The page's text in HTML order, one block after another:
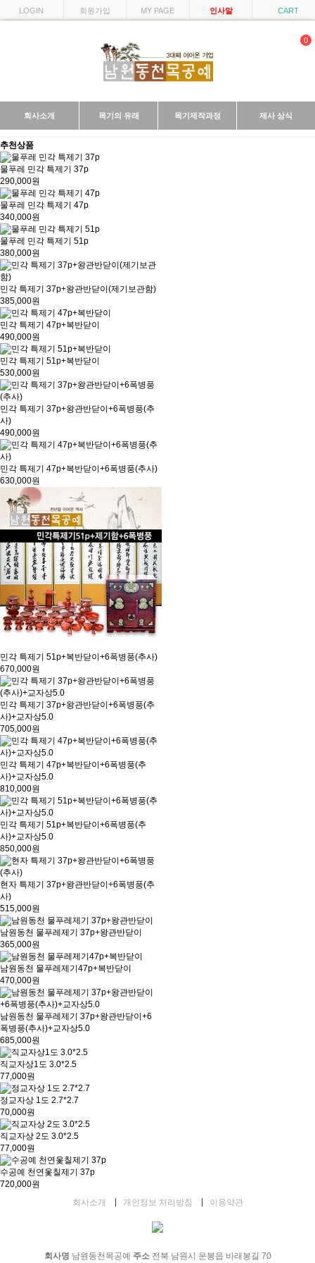
LOGIN 회원가입 MY PAGE 인사말 CART
0
회사소개 목기의 유래 목기제작과정 제사 상식
추천상품
물푸레 민각 특제기 37p
290,000원
물푸레 민각 특제기 47p
340,000원
물푸레 민각 특제기 51p
380,000원
민각 특제기 37p+왕관반닫이(제기보관함)
385,000원
민각 특제기 47p+복반닫이
490,000원
민각 특제기 51p+복반닫이
530,000원
민각 특제기 37p+왕관반닫이+6폭병풍(추
사)
490,000원
민각 특제기 47p+복반닫이+6폭병풍(추사)
630,000원
민각 특제기 51p+복반닫이+6폭병풍(추사)
670,000원
민각 특제기 37p+왕관반닫이+6폭병풍(추
사)+교자상5.0
705,000원
민각 특제기 47p+복반닫이+6폭병풍(추
사)+교자상5.0
810,000원
민각 특제기 51p+복반닫이+6폭병풍(추
사)+교자상5.0
850,000원
현자 특제기 37p+왕관반닫이+6폭병풍(추
사)
515,000원
남원동천 물푸레제기 37p+왕관반닫이
365,000원
남원동천 물푸레제기47p+복반닫이
470,000원
남원동천 물푸레제기 37p+왕관반닫이+6
폭병풍(추사)+교자상5.0
685,000원
직교자상1도 3.0*2.5
77,000원
정교자상 1도 2.7*2.7
70,000원
직교자상 2도 3.0*2.5
77,000원
수공예 천연옻칠제기 37p
720,000원
회사소개
개인정보 처리방침 이용약관
회사명 남원동천목공예 주소전북 남원시 운봉읍 바래봉길 70